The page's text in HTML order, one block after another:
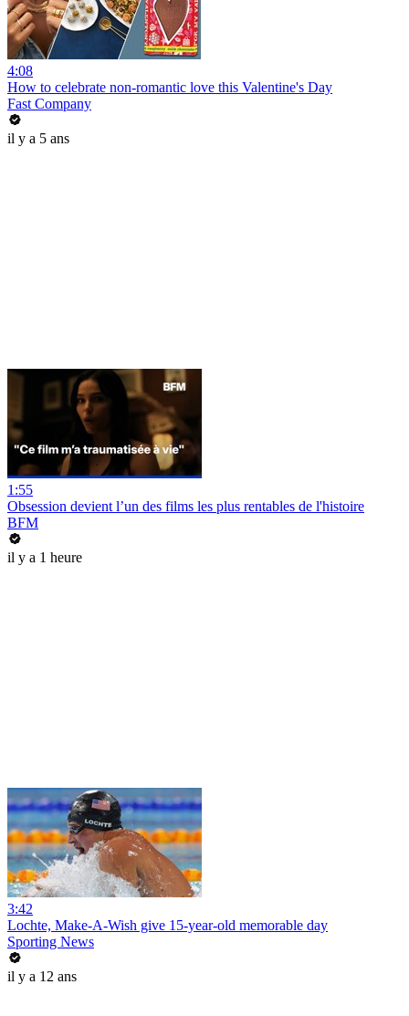
4:08
How to celebrate non-romantic love this Valentine's Day
Fast Company
il y a 5 ans
1:55
Obsession devient l’un des films les plus rentables de l'histoire
BFM
il y a 1 heure
3:42
Lochte, Make-A-Wish give 15-year-old memorable day
Sporting News
il y a 12 ans